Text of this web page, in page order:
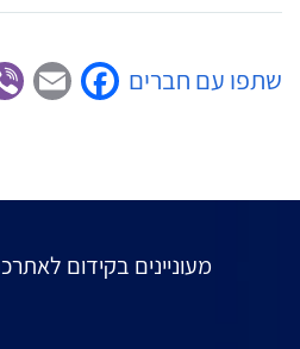
שתפו עם חברים
מעוניינים בקידום